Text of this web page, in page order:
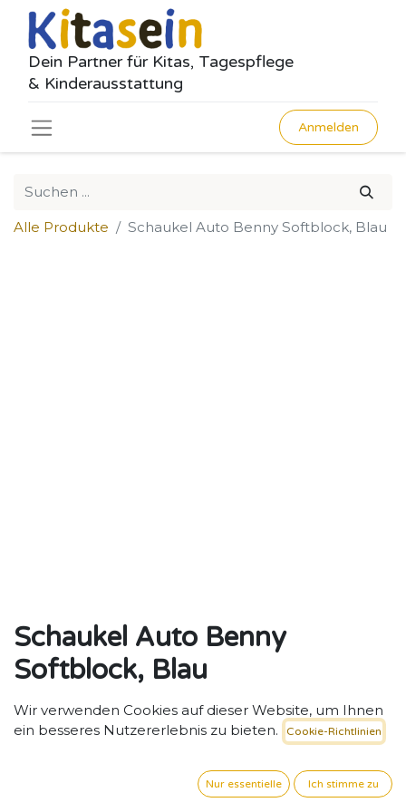
Dein Partner für Kitas, Tagespflege
& Kinderausstattung
Anmelden
Alle Produkte Schaukel Auto Benny Softblock, Blau
Schaukel Auto Benny
Softblock, Blau
Schaukel-Auto „Benny“ – Spielerische
Motorikförderung für Krippen und Kitas.
Wir verwenden Cookies auf dieser Website, um Ihnen
ein besseres Nutzererlebnis zu bieten.
Cookie-Richtlinien
Nur essentielle Ich stimme zu